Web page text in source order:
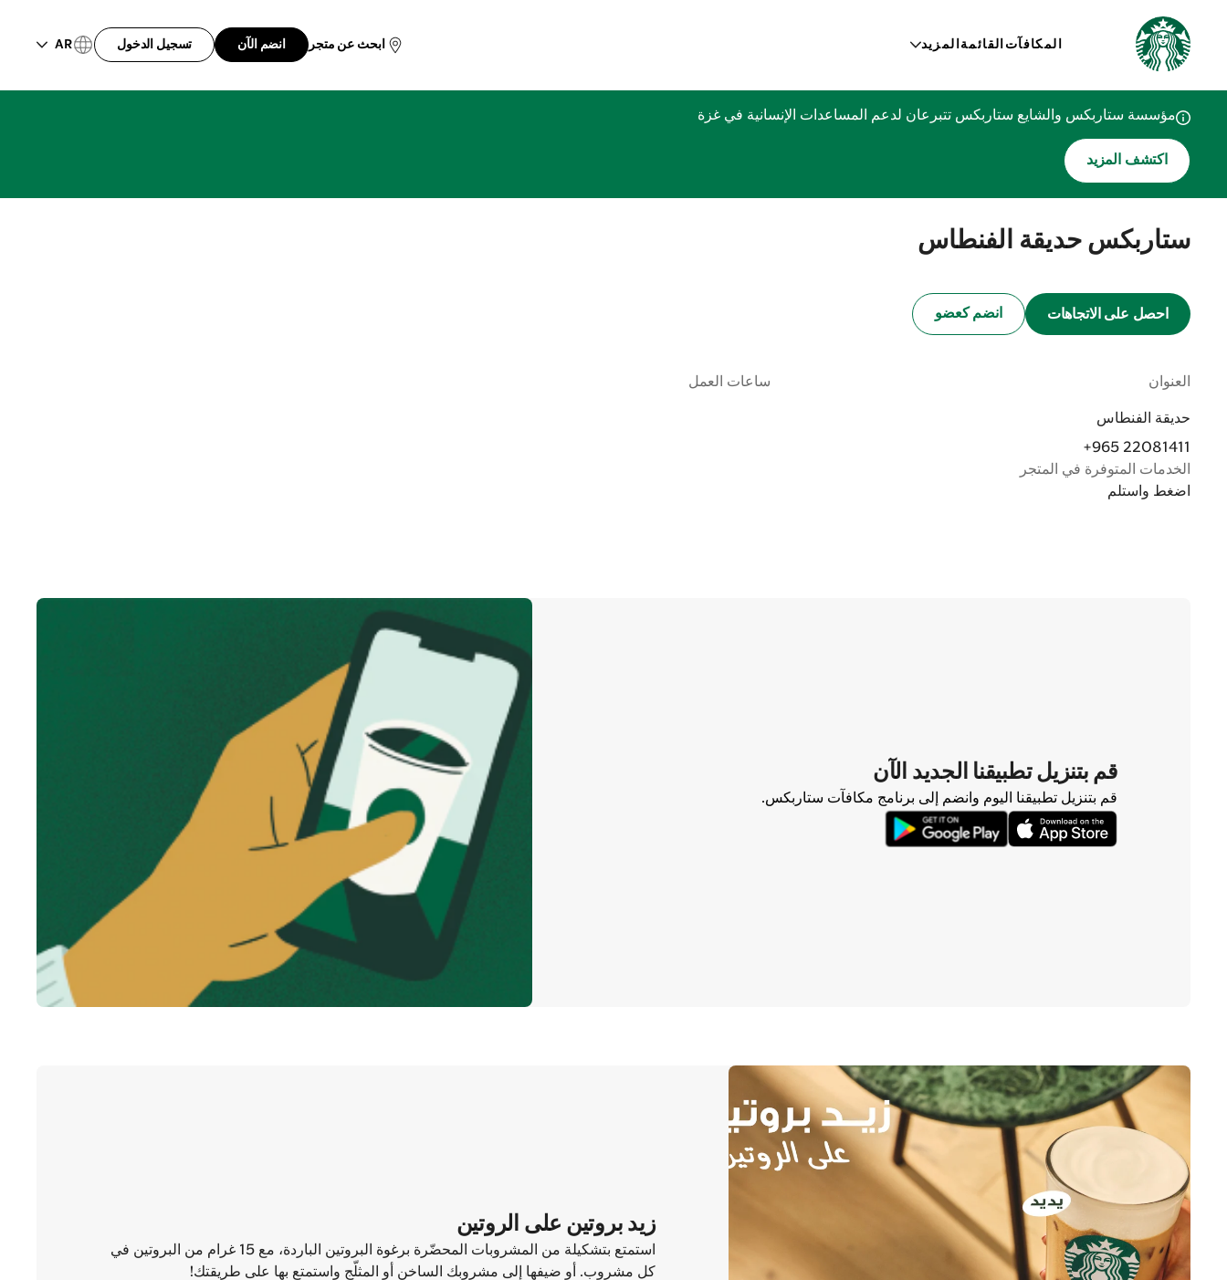
المكافآت القائمة المزيد ابحث عن متجر انضم الآن تسجيل الدخول AR
مؤسسة ستاربكس والشايع ستاربكس تتبرعان لدعم المساعدات الإنسانية في غزة
اكتشف المزيد
ستاربكس حديقة الفنطاس
احصل على الاتجاهات انضم كعضو
العنوان
حديقة الفنطاس
+965 22081411
الخدمات المتوفرة في المتجر
اضغط واستلم
ساعات العمل
قم بتنزيل تطبيقنا الجديد الآن
قم بتنزيل تطبيقنا اليوم وانضم إلى برنامج مكافآت ستاربكس.
زيد بروتين على الروتين
استمتع بتشكيلة من المشروبات المحضّرة برغوة البروتين الباردة، مع 15 غرام من البروتين في
كل مشروب. أو ضيفها إلى مشروبك الساخن أو المثلّج واستمتع بها على طريقتك!